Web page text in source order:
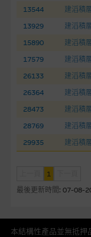
13544 建滔積
13929
建滔積
15890
建滔積
17579
建滔積
26133
建滔積
26364
建滔積
28473
建滔積
28769
建滔積
29935
建滔積
1
最後更新時間: 07-08-
損失全部投資；而
本網站或載有連接
理集團對此等網站
權，因此對此等網
適，不作任何聲明
接的第三者查詢。
覽者複製此等網站
權。
經由本網站接
本結構性產品並無抵押